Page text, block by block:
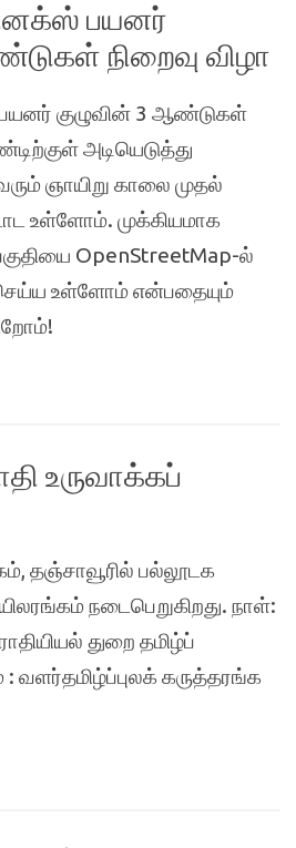
பயனர்
நிறைவு விழா
குழுவின் 3 ஆண்டுகள்
அடியெடுத்து
ஞாயிறு காலை முதல்
உள்ளோம். முக்கியமாக
OpenStreetMap-ல்
உள்ளோம் என்பதையும்
உருவாக்கப்
தஞ்சாவூரில் பல்லூடக
நடைபெறுகிறது. நாள்:
துறை தமிழ்ப்
கருத்தரங்க